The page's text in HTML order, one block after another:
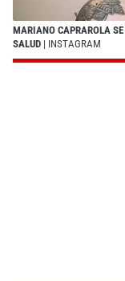
MARIANO CAPRAROLA
SALUD | INSTAGRAM